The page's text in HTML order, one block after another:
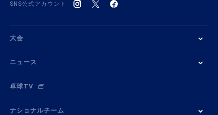
SNS公式アカウント
大会
ニュース
卓球TV
ナショナルチーム